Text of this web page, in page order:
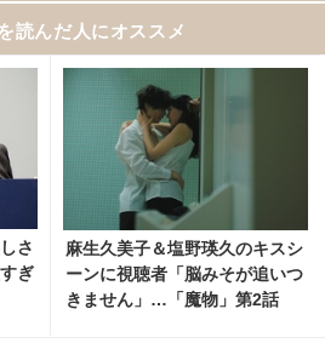
読んだ人にオススメ
さ
ぎ
麻生久美子＆塩野瑛久のキスシ
ーンに視聴者「脳みそが追いつ
きません」…「魔物」第2話